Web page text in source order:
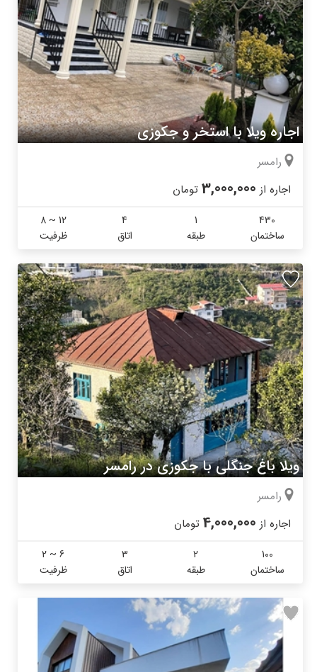
اجاره ویلا با استخر و جکوزی
رامسر
اجاره از 3,000,000 تومان
430
ساختمان
1
طبقه
4
اتاق
8 ~ 12
ظرفیت
ویلا باغ جنگلی با جکوزی در رامسر
رامسر
اجاره از 4,000,000 تومان
100
ساختمان
2
طبقه
3
اتاق
2 ~ 6
ظرفیت